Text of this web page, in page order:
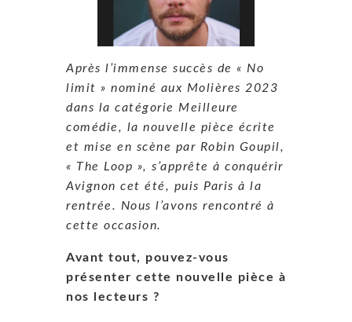
Après l’immense succès de « No
limit » nominé aux Molières 2023
dans la catégorie Meilleure
comédie, la nouvelle pièce écrite
et mise en scène par Robin Goupil,
« The Loop », s’apprête à conquérir
Avignon cet été, puis Paris à la
rentrée. Nous l’avons rencontré à
cette occasion.
Avant tout, pouvez-vous
présenter cette nouvelle pièce à
nos lecteurs ?